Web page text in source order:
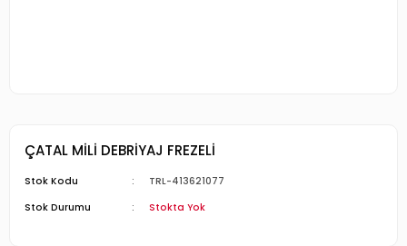
ÇATAL MİLİ DEBRİYAJ FREZELİ
Stok Kodu
TRL-413621077
Stok Durumu
Stokta Yok